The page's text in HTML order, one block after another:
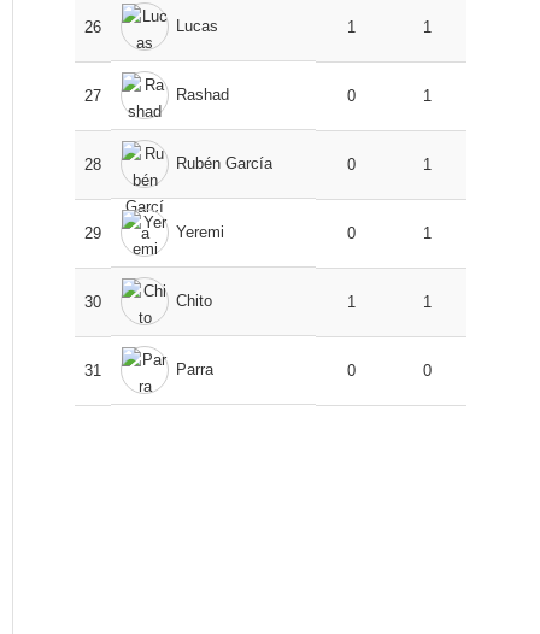
26 Lucas 1 1
27 Rashad 0 1
28 Rubén García 0 1
29 Yeremi 0 1
30 Chito 1 1
31 Parra 0 0